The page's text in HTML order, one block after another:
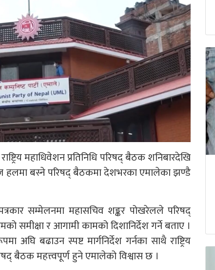
महाधिवेशन प्रतिनिधि परिषद् बैठक शनिबारदेखि
हलमा बस्ने परिषद् बैठकमा देशभरका एमालेका झण्डै
सम्मेलनमा महासचिव शङ्कर पोखरेलले परिषद्
समीक्षा र आगामी कामको दिशानिर्देश गर्ने बताए ।
अघि बढाउन स्पष्ट मार्गनिर्देश गर्नका साथै राष्ट्रिय
बैठक महत्त्वपूर्ण हुने एमालेको विश्वास छ ।